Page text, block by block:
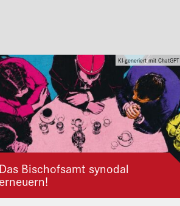
KI-generiert mit ChatGPT
Das Bischofsamt synodal
erneuern!